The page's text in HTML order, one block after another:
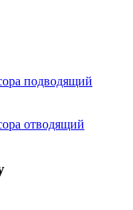
подводящий
отводящий